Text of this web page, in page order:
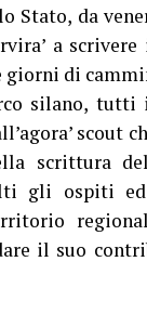
Stato, da
a
giorni di
silano, tutti
scout
scrittura
gli ospiti
il suo